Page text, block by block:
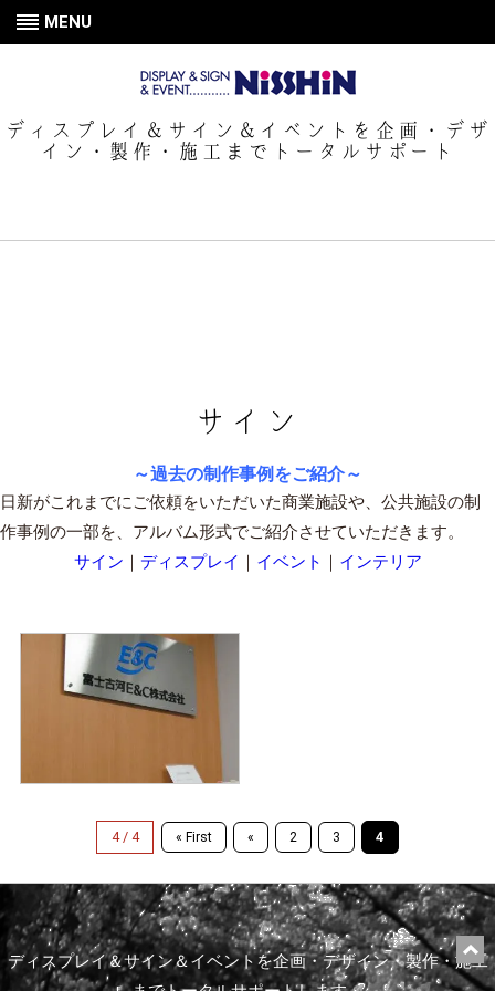
MENU
ディスプレイ＆サイン＆イベントを企画・デザ
イン・製作・施工までトータルサポート
サイン
～過去の制作事例をご紹介～
日新がこれまでにご依頼をいただいた商業施設や、公共施設の制
作事例の一部を、アルバム形式でご紹介させていただきます。
サイン ｜ ディスプレイ ｜ イベント ｜ インテリア
◆SIGN◆ 富士古河
E&C株式会社
4 / 4 « First « 2 3 4
ディスプレイ＆サイン＆イベントを企画・デザイン・製作・施工